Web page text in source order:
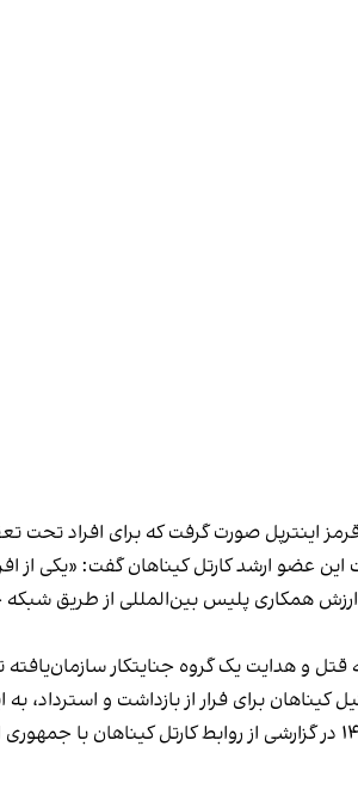
اینترپل صورت گرفت که برای افراد
این عضو ارشد کارتل کیناهان گفت:
همکاری پلیس بین‌المللی از طریق شبکه
قتل و هدایت یک گروه جنایتکار